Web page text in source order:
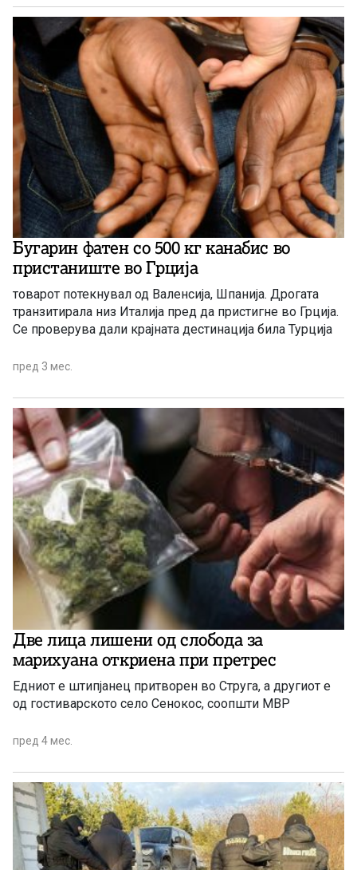
Бугарин фатен со 500 кг канабис во
пристаниште во Грција
товарот потекнувал од Валенсија, Шпанија. Дрогата
транзитирала низ Италија пред да пристигне во Грција.
Се проверува дали крајната дестинација била Турција
пред 3 мес.
Две лица лишени од слобода за
марихуана откриена при претрес
Едниот е штипјанец притворен во Струга, а другиот е
од гостиварското село Сенокос, соопшти МВР
пред 4 мес.